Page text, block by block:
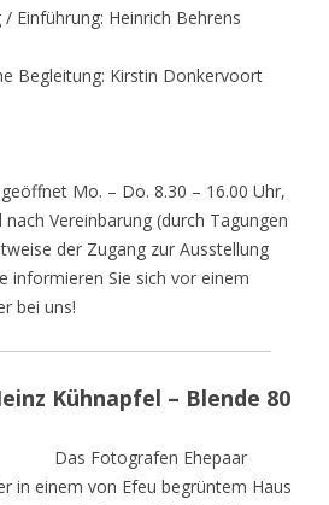
Einführung: Heinrich Behrens
Begleitung: Kirstin Donkervoort
Mo. – Do. 8.30 – 16.00 Uhr,
nach Vereinbarung (durch Tagungen
der Zugang zur Ausstellung
informieren Sie sich vor einem
bei uns!
Kühnapfel – Blende 80
Das Fotografen Ehepaar
in einem von Efeu begrüntem Haus